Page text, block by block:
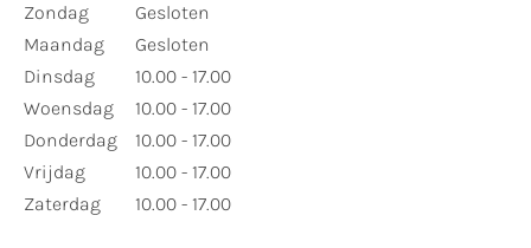
Zondag
Maandag
Dinsdag
Woensdag
Donderdag
Vrijdag
Zaterdag
Gesloten
Gesloten
10.00 - 17.00
10.00 - 17.00
10.00 - 17.00
10.00 - 17.00
10.00 - 17.00